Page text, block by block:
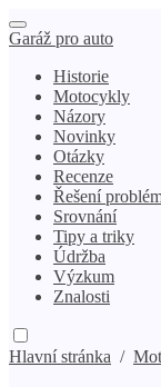
Garáž pro auto
Historie
Motocykly
Názory
Novinky
Otázky
Recenze
Řešení
Srovnání
Tipy a triky
Údržba
Výzkum
Znalosti
Hlavní stránka /